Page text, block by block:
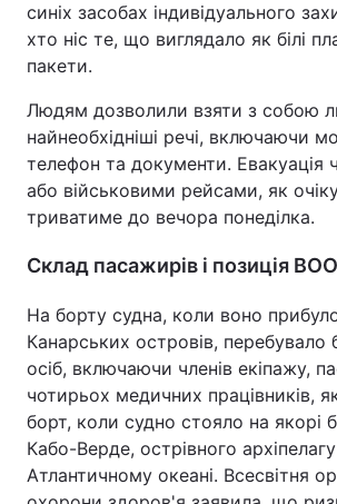
синіх засобах індивідуального
хто ніс те, що виглядало як білі
пакети.
Людям дозволили взяти з собою
найнеобхідніші речі, включаючи
телефон та документи. Евакуація
або військовими рейсами, як
триватиме до вечора понеділка.
Склад пасажирів і позиція
На борту судна, коли воно
Канарських островів, перебувало
осіб, включаючи членів екіпажу,
чотирьох медичних працівників,
борт, коли судно стояло на якорі
Кабо-Верде, острівного
Атлантичному океані. Всесвітня